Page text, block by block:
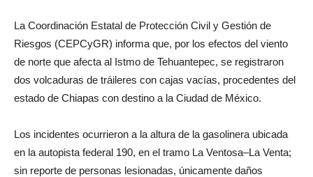
La Coordinación Estatal de Protección Civil y Gestión de
Riesgos (CEPCyGR) informa que, por los efectos del viento
de norte que afecta al Istmo de Tehuantepec, se registraron
dos volcaduras de tráileres con cajas vacías, procedentes del
estado de Chiapas con destino a la Ciudad de México.
Los incidentes ocurrieron a la altura de la gasolinera ubicada
en la autopista federal 190, en el tramo La Ventosa–La Venta;
sin reporte de personas lesionadas, únicamente daños